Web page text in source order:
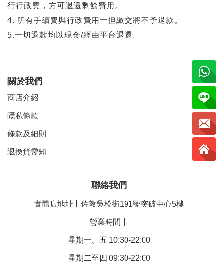
行行政費，方可退還剩餘費用。
4. 所有手續費與行政費用一但繳交將不予退款。
5.一切退款均以現金/經由平台退還。
關於我們
商店介紹
隱私條款
條款及細則
退換貨需知
聯絡我們
實體店地址丨佐敦吳松街191號突破中心5樓
營業時間丨
星期一、 五 10:30-22:00
星期二至四 09:30-22:00